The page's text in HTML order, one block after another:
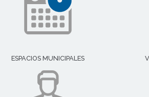
ESPACIOS MUNICIPALES